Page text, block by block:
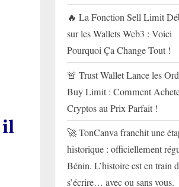
il
🔥 La Fonction Sell Limit
sur les Wallets Web3 : Voici
Pourquoi Ça Change Tout !
🚨 Trust Wallet Lance les
Buy Limit : Comment
Cryptos au Prix Parfait !
🚀 TonCanva franchit une
historique : officiellement
Bénin. L’histoire est en train
s’écrire… avec ou sans vous.